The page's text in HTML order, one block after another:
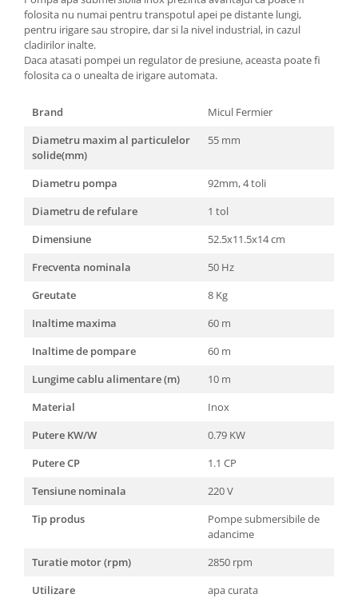
Unelte Gradinarit
Ventilatoare & Sisteme Racire
Aparate de aer conditionat
Ventilatoare
Foarfeci tuns oi
Incubatoare oua
folosita nu numai pentru transpotul apei pe distante lungi,
pentru irigare sau stropire, dar si la nivel industrial, in cazul
cladirilor inalte.
Daca atasati pompei un regulator de presiune, aceasta poate fi
folosita ca o unealta de irigare automata.
Brand
Micul Fermier
Diametru maxim al particulelor
solide(mm)
55 mm
Diametru pompa
92mm, 4 toli
Diametru de refulare
1 tol
Dimensiune
52.5x11.5x14 cm
Frecventa nominala
50 Hz
Greutate
8 Kg
Inaltime maxima
60 m
Inaltime de pompare
60 m
Lungime cablu alimentare (m)
10 m
Material
Inox
Putere KW/W
0.79 KW
Putere CP
1.1 CP
Tensiune nominala
220 V
Tip produs
Pompe submersibile de
adancime
Turatie motor (rpm)
2850 rpm
Utilizare
apa curata